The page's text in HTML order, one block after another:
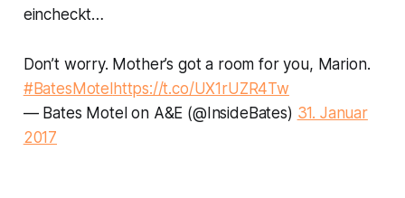
eincheckt…
Don’t worry. Mother’s got a room for you, Marion.
#BatesMotelhttps://t.co/UX1rUZR4Tw
— Bates Motel on A&E (@InsideBates) 31. Januar
2017